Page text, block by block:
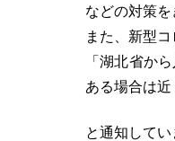
などの対策を
また、新型
「湖北省か
ある場合は近
と通知してい